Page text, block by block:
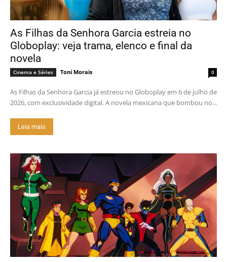
As Filhas da Senhora Garcia estreia no
Globoplay: veja trama, elenco e final da
novela
Cinema e Séries Toni Morais 0
As Filhas da Senhora Garcia já estreou no Globoplay em 6 de julho de
2026, com exclusividade digital. A novela mexicana que bombou no...
Leia mais